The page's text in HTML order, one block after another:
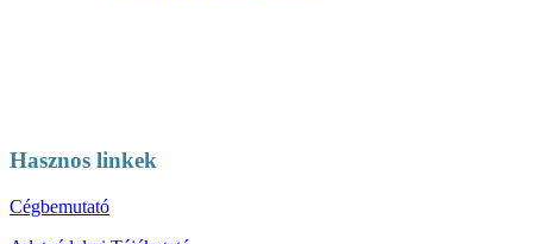
Hasznos linkek
Cégbemutató